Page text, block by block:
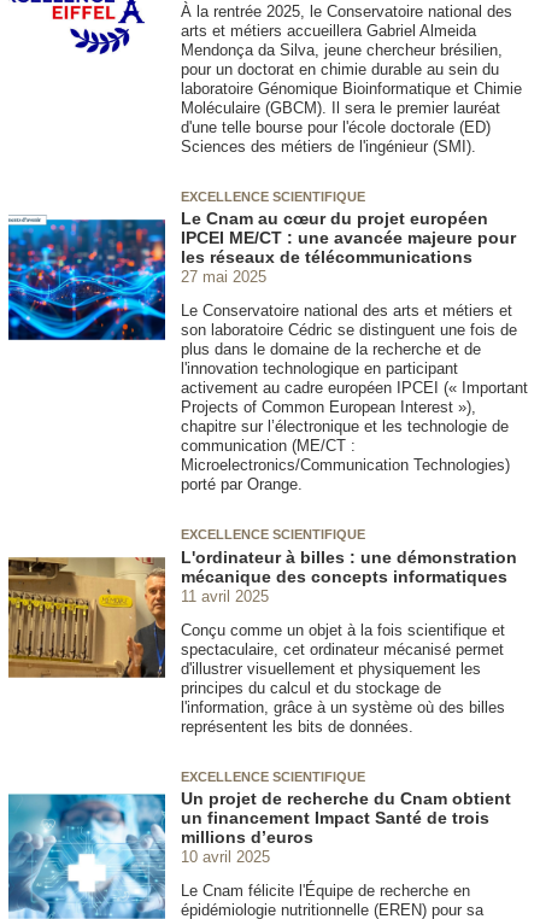
À la rentrée 2025, le Conservatoire national des
arts et métiers accueillera Gabriel Almeida
Mendonça da Silva, jeune chercheur brésilien,
pour un doctorat en chimie durable au sein du
laboratoire Génomique Bioinformatique et Chimie
Moléculaire (GBCM). Il sera le premier lauréat
d'une telle bourse pour l'école doctorale (ED)
Sciences des métiers de l'ingénieur (SMI).
EXCELLENCE SCIENTIFIQUE
Le Cnam au cœur du projet européen
IPCEI ME/CT : une avancée majeure pour
les réseaux de télécommunications
27 mai 2025
Le Conservatoire national des arts et métiers et
son laboratoire Cédric se distinguent une fois de
plus dans le domaine de la recherche et de
l'innovation technologique en participant
activement au cadre européen IPCEI (« Important
Projects of Common European Interest »),
chapitre sur l’électronique et les technologie de
communication (ME/CT :
Microelectronics/Communication Technologies)
porté par Orange.
EXCELLENCE SCIENTIFIQUE
L'ordinateur à billes : une démonstration
mécanique des concepts informatiques
11 avril 2025
Conçu comme un objet à la fois scientifique et
spectaculaire, cet ordinateur mécanisé permet
d'illustrer visuellement et physiquement les
principes du calcul et du stockage de
l'information, grâce à un système où des billes
représentent les bits de données.
EXCELLENCE SCIENTIFIQUE
Un projet de recherche du Cnam obtient
un financement Impact Santé de trois
millions d’euros
10 avril 2025
Le Cnam félicite l'Équipe de recherche en
épidémiologie nutritionnelle (EREN) pour sa